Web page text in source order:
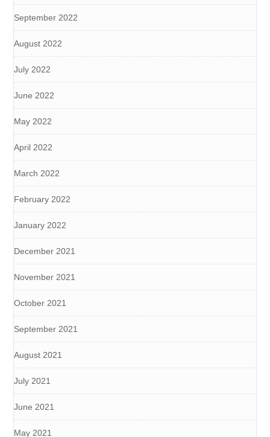
September 2022
August 2022
July 2022
June 2022
May 2022
April 2022
March 2022
February 2022
January 2022
December 2021
November 2021
October 2021
September 2021
August 2021
July 2021
June 2021
May 2021